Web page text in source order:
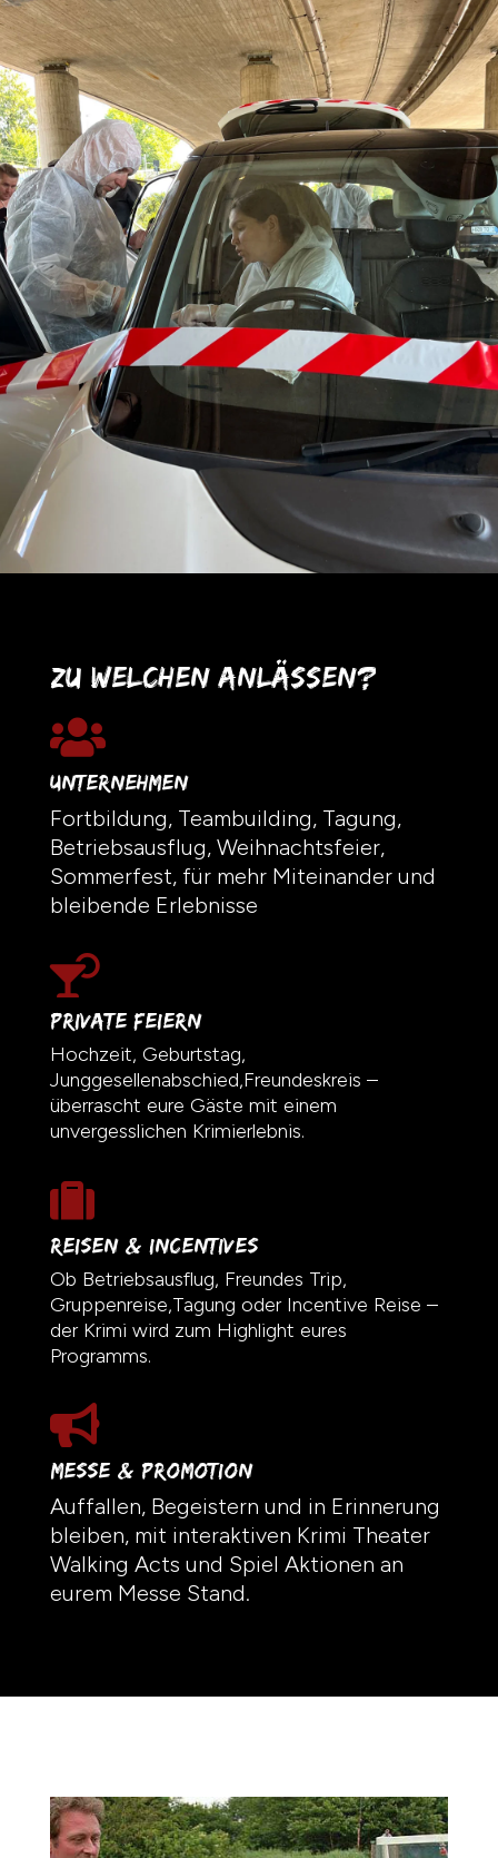
Zu welchen Anlässen?

Unternehmen
Fortbildung, Teambuilding, Tagung,
Betriebsausflug, Weihnachtsfeier,
Sommerfest, für mehr Miteinander und
bleibende Erlebnisse

Private Feiern
Hochzeit, Geburtstag,
Junggesellenabschied,Freundeskreis –
überrascht eure Gäste mit einem
unvergesslichen Krimierlebnis.

Reisen & Incentives
Ob Betriebsausflug, Freundes Trip,
Gruppenreise,Tagung oder Incentive Reise –
der Krimi wird zum Highlight eures
Programms.

Messe & Promotion
Auffallen, Begeistern und in Erinnerung
bleiben, mit interaktiven Krimi Theater
Walking Acts und Spiel Aktionen an
eurem Messe Stand.